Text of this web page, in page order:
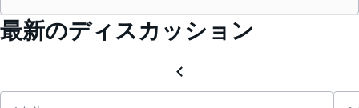
最新のディスカッション